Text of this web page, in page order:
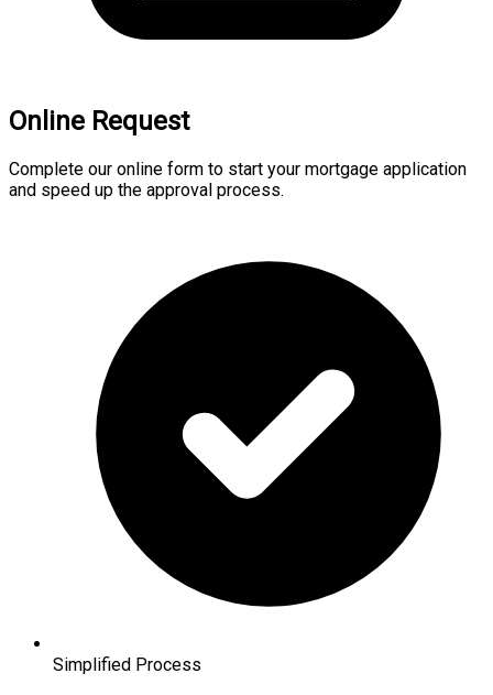
Online Request
Complete our online form to start your mortgage application
and speed up the approval process.
Simplified Process